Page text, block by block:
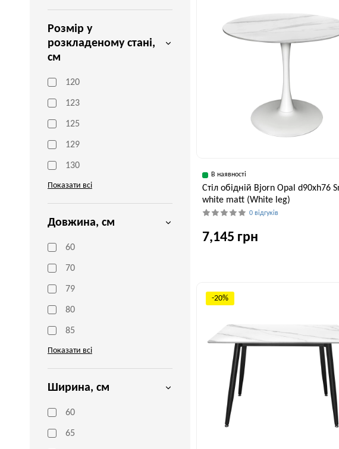
Розмір у
розкладеному стані,
см
120
123
125
129
130
Показати всі
Довжина, см
60
70
79
80
85
Показати всі
Ширина, см
60
65
В наявності
Стіл обідній Bjorn Opal d90хh76
white matt (White leg)
0 відгуків
7,145 грн
90 см
-20%